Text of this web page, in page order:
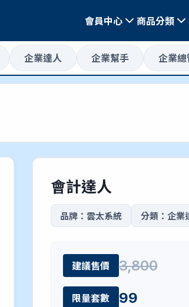
會員中心 商品分類
企業達人 企業幫手 企業總
會計達人
品牌：雲太系統 分類：企業
建議售價 3,800
限量套數 99